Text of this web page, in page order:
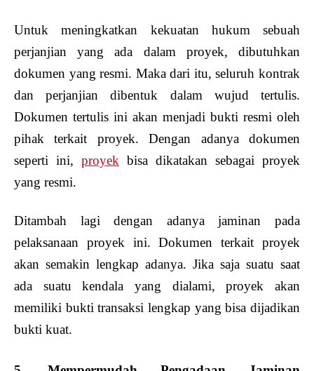
Untuk meningkatkan kekuatan hukum sebuah
perjanjian yang ada dalam proyek, dibutuhkan
dokumen yang resmi. Maka dari itu, seluruh kontrak
dan perjanjian dibentuk dalam wujud tertulis.
Dokumen tertulis ini akan menjadi bukti resmi oleh
pihak terkait proyek. Dengan adanya dokumen
seperti ini, proyek bisa dikatakan sebagai proyek
yang resmi.
Ditambah lagi dengan adanya jaminan pada
pelaksanaan proyek ini. Dokumen terkait proyek
akan semakin lengkap adanya. Jika saja suatu saat
ada suatu kendala yang dialami, proyek akan
memiliki bukti transaksi lengkap yang bisa dijadikan
bukti kuat.